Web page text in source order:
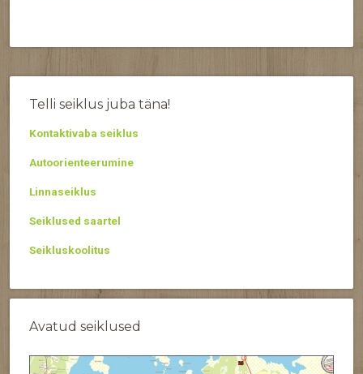
Telli seiklus juba täna!
Kontaktivaba seiklus
Autoorienteerumine
Linnaseiklus
Seiklused saartel
Seikluskoolitus
Avatud seiklused